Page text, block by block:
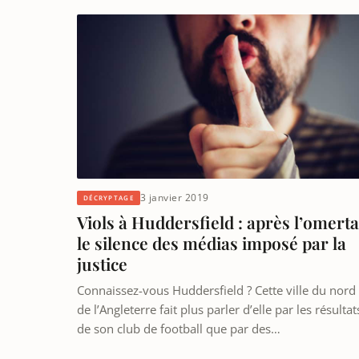
DÉCRYPTAGE 3 janvier 2019
Viols à Huddersfield : après
le silence des médias imposé par la
justice
Connaissez-vous Huddersfield ? Cette ville du nord
de l’Angleterre fait plus parler d’elle par les
de son club de football que par des…